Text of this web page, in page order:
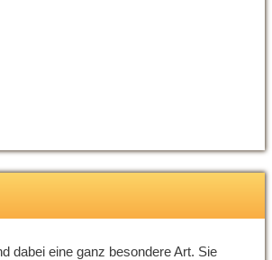
dabei eine ganz besondere Art. Sie